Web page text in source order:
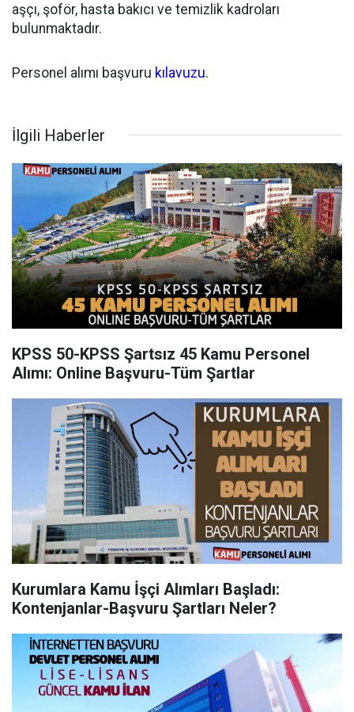
aşçı, şoför, hasta bakıcı ve temizlik kadroları
bulunmaktadır.
Personel alımı başvuru kılavuzu.
İlgili Haberler
KPSS 50-KPSS Şartsız 45 Kamu Personel
Alımı: Online Başvuru-Tüm Şartlar
Kurumlara Kamu İşçi Alımları Başladı:
Kontenjanlar-Başvuru Şartları Neler?